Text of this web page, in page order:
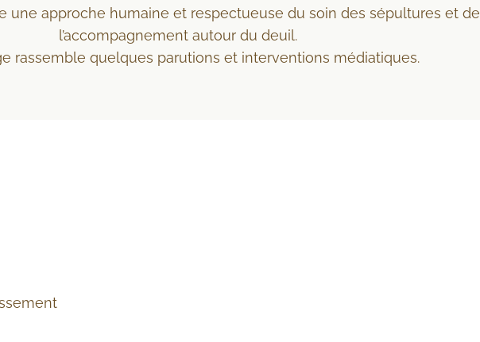
une approche humaine et respectueuse du soin des sépultures et de
l’accompagnement autour du deuil.
rassemble quelques parutions et interventions médiatiques.